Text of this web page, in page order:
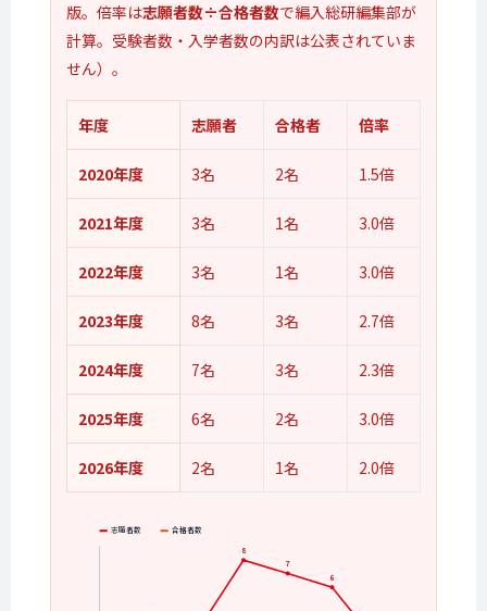
版。倍率は志願者数÷合格者数で編入総研編集部が
計算。受験者数・入学者数の内訳は公表されていま
せん）。
年度 志願者 合格者 倍率
2020年度 3名 2名 1.5倍
2021年度 3名 1名 3.0倍
2022年度 3名 1名 3.0倍
2023年度 8名 3名 2.7倍
2024年度 7名 3名 2.3倍
2025年度 6名 2名 3.0倍
2026年度 2名 1名 2.0倍
8
7
6
志願者数 合格者数